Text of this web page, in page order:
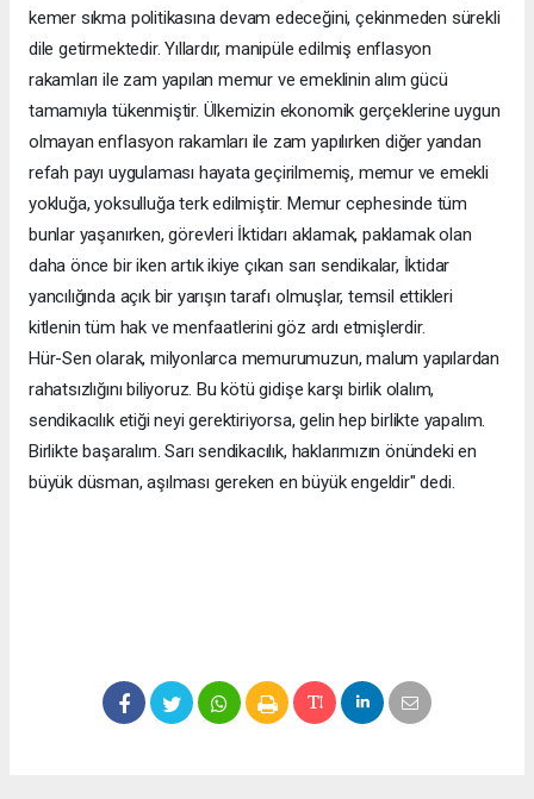
kemer sıkma politikasına devam edeceğini, çekinmeden sürekli
dile getirmektedir. Yıllardır, manipüle edilmiş enflasyon
rakamları ile zam yapılan memur ve emeklinin alım gücü
tamamıyla tükenmiştir. Ülkemizin ekonomik gerçeklerine uygun
olmayan enflasyon rakamları ile zam yapılırken diğer yandan
refah payı uygulaması hayata geçirilmemiş, memur ve emekli
yokluğa, yoksulluğa terk edilmiştir. Memur cephesinde tüm
bunlar yaşanırken, görevleri İktidarı aklamak, paklamak olan
daha önce bir iken artık ikiye çıkan sarı sendikalar, İktidar
yancılığında açık bir yarışın tarafı olmuşlar, temsil ettikleri
kitlenin tüm hak ve menfaatlerini göz ardı etmişlerdir.
Hür-Sen olarak, milyonlarca memurumuzun, malum yapılardan
rahatsızlığını biliyoruz. Bu kötü gidişe karşı birlik olalım,
sendikacılık etiği neyi gerektiriyorsa, gelin hep birlikte yapalım.
Birlikte başaralım. Sarı sendikacılık, haklarımızın önündeki en
büyük düsman, aşılması gereken en büyük engeldir" dedi.